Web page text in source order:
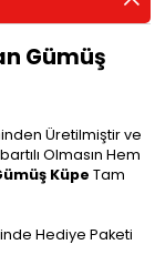
Gümüş
Üretilmiştir ve
Olmasın Hem
Küpe Tam
Hediye Paketi